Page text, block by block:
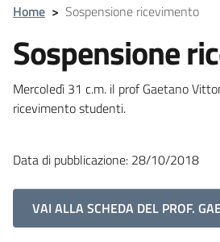
Home > Sospensione ricevimento
Sospensione
Mercoledì 31 c.m. il prof Gaetano
ricevimento studenti.
Data di pubblicazione: 28/10/2018
VAI ALLA SCHEDA DEL PROF.